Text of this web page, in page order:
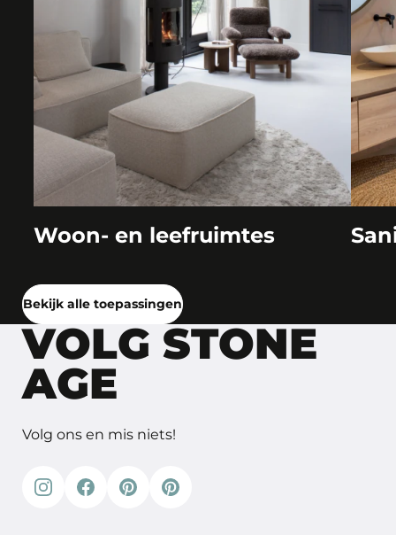
Woon- en leefruimtes
Bekijk alle toepassingen
VOLG STONE
AGE
Volg ons en mis niets!